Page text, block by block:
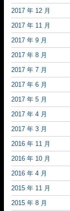
2017 年 12 月
2017 年 11 月
2017 年 9 月
2017 年 8 月
2017 年 7 月
2017 年 6 月
2017 年 5 月
2017 年 4 月
2017 年 3 月
2016 年 11 月
2016 年 10 月
2016 年 4 月
2015 年 11 月
2015 年 8 月